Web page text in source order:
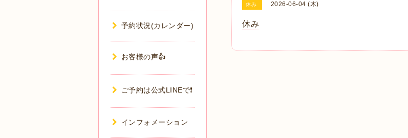
休み 2026-06-04 (木)
休み
予約状況(カレンダー)
お客様の声👍
ご予約は公式LINEで❗️
インフォメーション